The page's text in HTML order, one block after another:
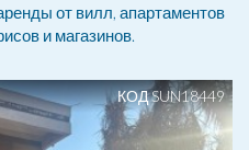
от вилл, апартаментов
и магазинов.
КОД SUN18449